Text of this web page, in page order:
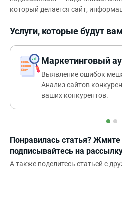
который делается сайт,
Услуги, которые будут
Маркетинговый
Выявление ошибок
Анализ сайтов
ваших конкурентов.
Понравилась статья? Жмите
подписывайтесь на
А также поделитесь статьей с